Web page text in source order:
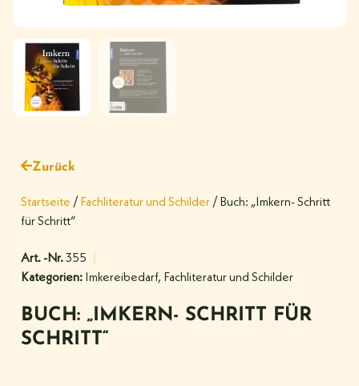
Zurück
Startseite / Fachliteratur und Schilder / Buch: „Imkern- Schritt
für Schritt“
Art. -Nr.355
Kategorien: Imkereibedarf, Fachliteratur und Schilder
BUCH: „IMKERN- SCHRITT FÜR
SCHRITT“